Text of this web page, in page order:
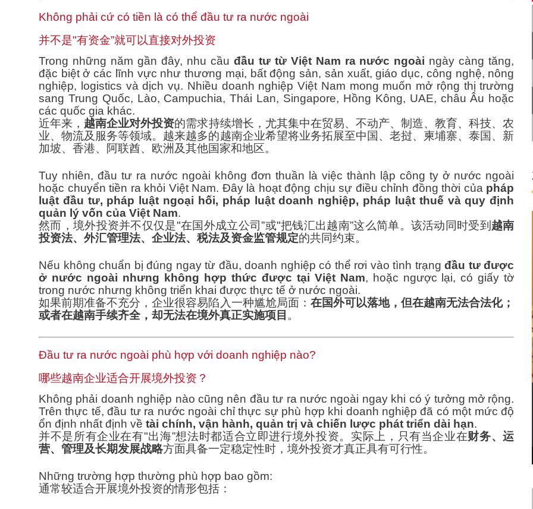
Không phải cứ có tiền là có thể đầu tư ra nước ngoài
并不是"有资金”就可以直接对外投资
Trong những năm gần đây, nhu cầu đầu tư từ Việt Nam ra nước ngoài ngày càng tăng,
đặc biệt ở các lĩnh vực như thương mại, bất động sản, sản xuất, giáo dục, công nghệ, nông
nghiệp, logistics và dịch vụ. Nhiều doanh nghiệp Việt Nam mong muốn mở rộng thị trường
sang Trung Quốc, Lào, Campuchia, Thái Lan, Singapore, Hồng Kông, UAE, châu Âu hoặc
các quốc gia khác.
近年来， 越南企业对外投资的需求持续增长，尤其集中在贸易、不动产、制造、教育、科技、农
业、物流及服务等领域。越来越多的越南企业希望将业务拓展至中国、老挝、柬埔寨、泰国、新
加坡、香港、阿联酋、欧洲及其他国家和地区。
Tuy nhiên, đầu tư ra nước ngoài không đơn thuần là việc thành lập công ty ở nước ngoài
hoặc chuyển tiền ra khỏi Việt Nam. Đây là hoạt động chịu sự điều chỉnh đồng thời của pháp
luật đầu tư, pháp luật ngoại hối, pháp luật doanh nghiệp, pháp luật thuế và quy định
quản lý vốn của Việt Nam.
然而，境外投资并不仅仅是"在国外成立公司”或"把钱汇出越南”这么简单。该活动同时受到 越南
投资法、外汇管理法、企业法、税法及资金监管规定的共同约束。
Nếu không chuẩn bị đúng ngay từ đầu, doanh nghiệp có thể rơi vào tình trạngđầu tư được
ở nước ngoài nhưng không hợp thức được tại Việt Nam, hoặc ngược lại, có giấy tờ
trong nước nhưng không triển khai được thực tế ở nước ngoài.
如果前期准备不充分，企业很容易陷入一种尴尬局面： 在国外可以落地，但在越南无法合法化；
或者在越南手续齐全，却无法在境外真正实施项目 。
Đầu tư ra nước ngoài phù hợp với doanh nghiệp nào?
哪些越南企业适合开展境外投资？
Không phải doanh nghiệp nào cũng nên đầu tư ra nước ngoài ngay khi có ý tưởng mở rộng.
Trên thực tế, đầu tư ra nước ngoài chỉ thực sự phù hợp khi doanh nghiệp đã có một mức độ
ổn định nhất định về tài chính, vận hành, quản trị và chiến lược phát triển dài hạn.
并不是所有企业在有"出海”想法时都适合立即进行境外投资。实际上，只有当企业在财务、运
营、管理及长期发展战略方面具备一定稳定性时，境外投资才真正具有可行性。
Những trường hợp thường phù hợp bao gồm:
通常较适合开展境外投资的情形包括：